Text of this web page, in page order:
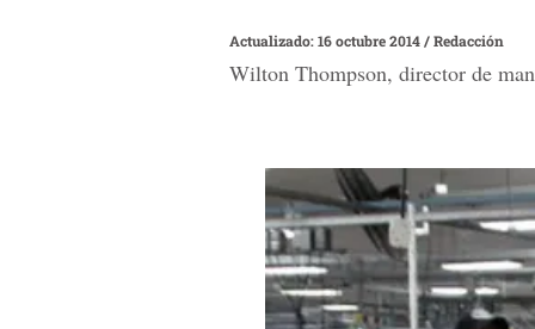
Actualizado: 16 octubre 2014/Redacción
Wilton Thompson, director de